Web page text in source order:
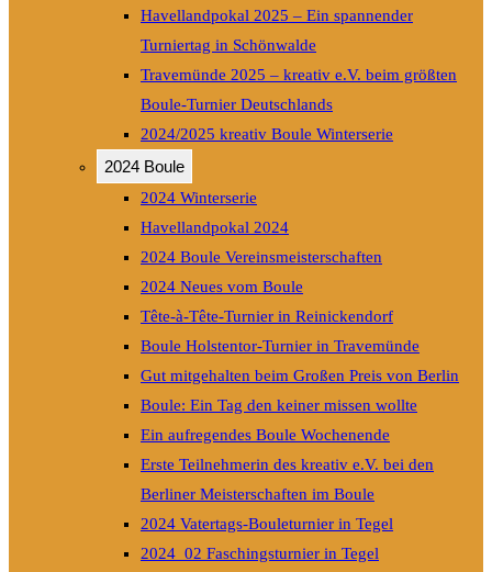
Havellandpokal 2025 – Ein spannender
Turniertag in Schönwalde
Travemünde 2025 – kreativ e.V. beim größten
Boule-Turnier Deutschlands
2024/2025 kreativ Boule Winterserie
2024 Boule
2024 Winterserie
Havellandpokal 2024
2024 Boule Vereinsmeisterschaften
2024 Neues vom Boule
Tête-à-Tête-Turnier in Reinickendorf
Boule Holstentor-Turnier in Travemünde
Gut mitgehalten beim Großen Preis von Berlin
Boule: Ein Tag den keiner missen wollte
Ein aufregendes Boule Wochenende
Erste Teilnehmerin des kreativ e.V. bei den
Berliner Meisterschaften im Boule
2024 Vatertags-Bouleturnier in Tegel
2024_02 Faschingsturnier in Tegel